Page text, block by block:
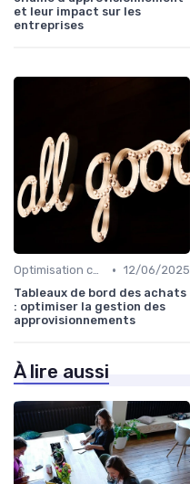
et leur impact sur les
entreprises
Optimisation coûts • 12/06/2025
Tableaux de bord des achats
: optimiser la gestion des
approvisionnements
À lire aussi